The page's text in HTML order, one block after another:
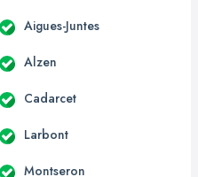
Aigues-Juntes
Alzen
Cadarcet
Larbont
Montseron